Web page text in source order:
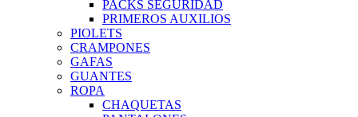
PACKS SEGURIDAD
PRIMEROS AUXILIOS
PIOLETS
CRAMPONES
GAFAS
GUANTES
ROPA
CHAQUETAS